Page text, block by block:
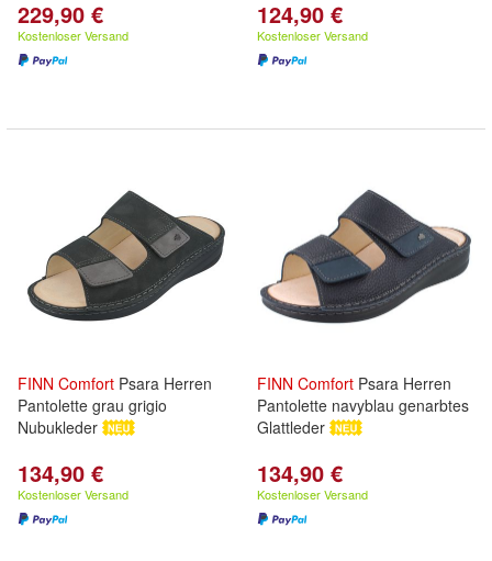
229,90 €
Kostenloser Versand
124,90 €
Kostenloser Versand
FINN Comfort Psara Herren
Pantolette grau grigio
Nubukleder
134,90 €
Kostenloser Versand
FINN Comfort Psara Herren
Pantolette navyblau genarbtes
Glattleder
134,90 €
Kostenloser Versand